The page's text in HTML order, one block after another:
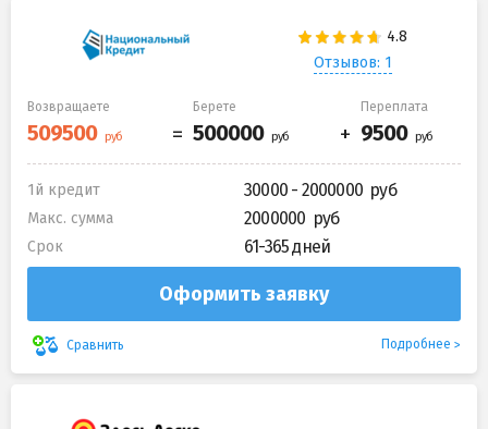
Отзывов: 1
Возвращаете Берете Переплата
1й кредит 30000 - 2000000
Макс. сумма 2000000
Срок 61-365 дней
Оформить заявку
Сравнить Подробнее